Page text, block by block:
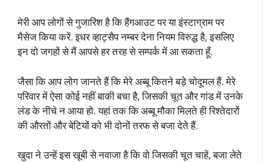
मेरी आप लोगों से गुजारिश है कि हैंगआउट पर या इंस्टाग्राम पर
मैसेज किया करें. इधर व्हाट्सैप नम्बर देना नियम विरुद्ध है, इसलिए
इन दो जगहों से मैं आपसे हर तरह से सम्पर्क में आ सकता हूँ.
जैसा कि आप लोग जानते हैं कि मेरे अब्बू कितने बड़े चोदूमल हैं. मेरे
परिवार में ऐसा कोई नहीं बाकी बचा है, जिसकी चूत और गांड में उनके
लंड के नीचे न आया हो. यहां तक कि अब्बू मौका मिलते ही रिश्तेदारों
की औरतों और बेटियों को भी दोनों तरफ से बजा देते हैं.
खुदा ने उन्हें इस खूबी से नवाजा है कि वो जिसकी चूत चाहें, बजा लेते